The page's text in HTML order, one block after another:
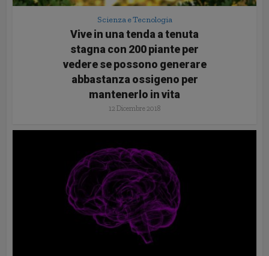
Scienza e Tecnologia
Vive in una tenda a tenuta
stagna con 200 piante per
vedere se possono generare
abbastanza ossigeno per
mantenerlo in vita
12 Dicembre 2018